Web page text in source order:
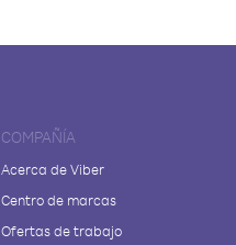
COMPAÑÍA
Acerca de Viber
Centro de marcas
Ofertas de trabajo